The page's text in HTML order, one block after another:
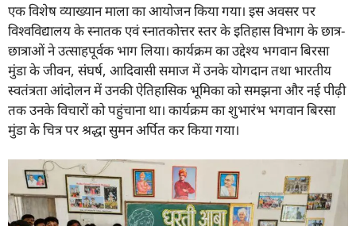
एक विशेष व्याख्यान माला का आयोजन किया गया। इस अवसर पर
विश्वविद्यालय के स्नातक एवं स्नातकोत्तर स्तर के इतिहास विभाग के छात्र-
छात्राओं ने उत्साहपूर्वक भाग लिया। कार्यक्रम का उद्देश्य भगवान बिरसा
मुंडा के जीवन, संघर्ष, आदिवासी समाज में उनके योगदान तथा भारतीय
स्वतंत्रता आंदोलन में उनकी ऐतिहासिक भूमिका को समझना और नई पीढ़ी
तक उनके विचारों को पहुंचाना था। कार्यक्रम का शुभारंभ भगवान बिरसा
मुंडा के चित्र पर श्रद्धा सुमन अर्पित कर किया गया।